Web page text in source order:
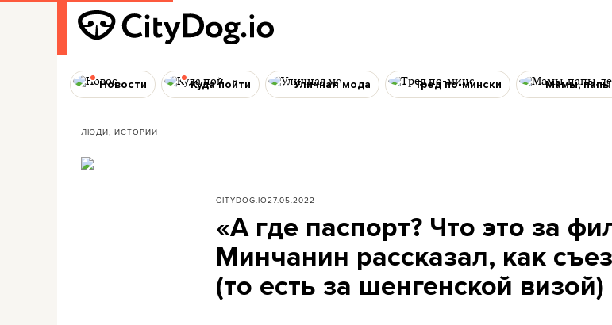
Новости Куда пойти Уличная мода Тред по-мински Мамы,
ЛЮДИ, ИСТОРИИ
CITYDOG.IO27.05.2022
«А где паспорт? Что это за
Минчанин рассказал, как
(то есть за шенгенской